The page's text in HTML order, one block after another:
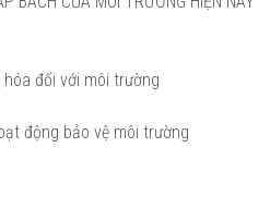
đối với môi trường
động bảo vệ môi trường